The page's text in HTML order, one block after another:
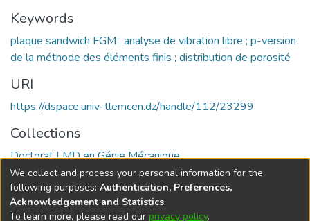
Keywords
plaque sandwich FGM ; analyse de vibration libre ; p-version
de la méthode des éléments finis ; distribution de porosité
URI
https://dspace.univ-tlemcen.dz/handle/112/23299
Collections
Doctorat LMD en Génie Mécanique
Full item page
We collect and process your personal information for the
following purposes: Authentication, Preferences,
Acknowledgement and Statistics.
To learn more, please read our privacy policy.